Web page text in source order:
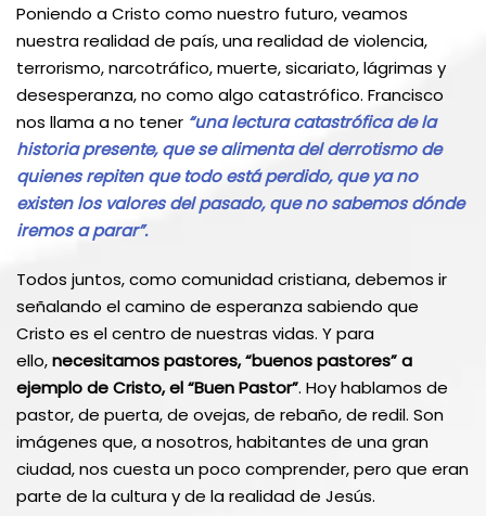
Poniendo a Cristo como nuestro futuro, veamos
nuestra realidad de país, una realidad de violencia,
terrorismo, narcotráfico, muerte, sicariato, lágrimas y
desesperanza, no como algo catastrófico. Francisco
nos llama a no tener “una lectura catastrófica de la
historia presente, que se alimenta del derrotismo de
quienes repiten que todo está perdido, que ya no
existen los valores del pasado, que no sabemos dónde
iremos a parar”.
Todos juntos, como comunidad cristiana, debemos ir
señalando el camino de esperanza sabiendo que
Cristo es el centro de nuestras vidas. Y para
ello,necesitamos pastores, “buenos pastores” a
ejemplo de Cristo, el “Buen Pastor”. Hoy hablamos de
pastor, de puerta, de ovejas, de rebaño, de redil. Son
imágenes que, a nosotros, habitantes de una gran
ciudad, nos cuesta un poco comprender, pero que eran
parte de la cultura y de la realidad de Jesús.